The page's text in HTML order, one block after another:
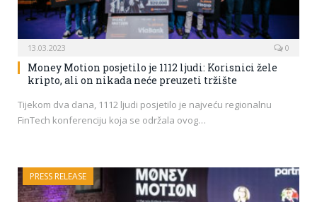
13.03.2023 0
Money Motion posjetilo je 1112 ljudi: Korisnici žele
kripto, ali on nikada neće preuzeti tržište
Tijekom dva dana, 1112 ljudi posjetilo je najveću regionalnu
FinTech konferenciju koja se održala ovog…
PRESS RELEASE